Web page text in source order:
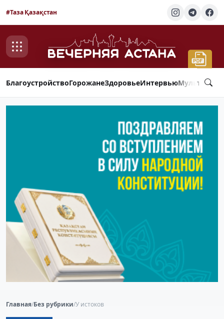
#Таза Қазақстан
БлагоустройствоГорожанеЗдоровьеИнтервью
Главная/Без рубрики/У истоков